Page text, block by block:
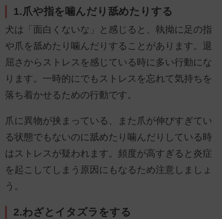
1.爪や指を噛んだり舐めたりする
犬は「面白くないな」と感じると、執拗に足の指
や爪を舐めたり噛んだりすることがあります。退
屈さからストレスを感じている時に多い行動にな
ります。一時的にでもストレスを忘れて気持ちを
落ち着かせるための行動です。
爪に異物が挟まっている、また爪が伸びすぎてい
る状態でもないのに舐めたり噛んだりしている時
はストレスが疑われます。頻度が高すぎると炎症
を起こしてしまう原因にもなるため注意しましょ
う。
2.わざとイタズラをする